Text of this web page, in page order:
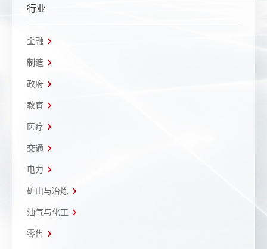
行业
金融
制造
政府
教育
医疗
交通
电力
矿山与冶炼
油气与化工
零售